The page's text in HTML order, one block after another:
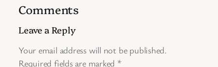
Comments
Leave a Reply
Your email address will not be published.
Required fields are marked *